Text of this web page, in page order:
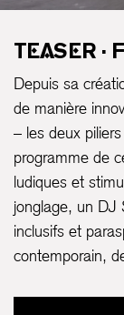
TEASER ·
Depuis sa
de manière
– les deux
programme de
ludiques et
jonglage, un DJ
inclusifs et
contemporain,